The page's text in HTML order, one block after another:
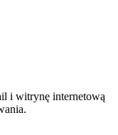
i witrynę internetową